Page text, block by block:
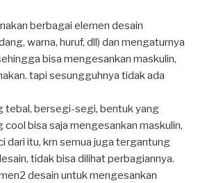
berbagai elemen desain
warna, huruf, dll) dan mengaturnya
bisa mengesankan maskulin,
tapi sesungguhnya tidak ada
tebal, bersegi-segi, bentuk yang
cool bisa saja mengesankan maskulin,
dari itu, krn semua juga tergantung
tidak bisa dilihat perbagiannya.
desain untuk mengesankan